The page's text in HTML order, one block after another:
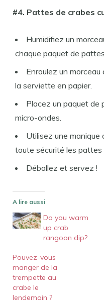
#4. Pattes de crabes
Humidifiez un
chaque paquet de
Enroulez un
la serviette en papier.
Placez un paquet de
micro-ondes.
Utilisez une manique
toute sécurité les pattes
Déballez et servez !
A lire aussi
Do you warm
up crab
rangoon dip?
Pouvez-vous
manger de la
trempette au
crabe le
lendemain ?